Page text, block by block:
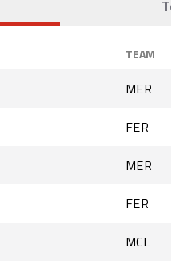
TEAM
MER
FER
MER
FER
MCL